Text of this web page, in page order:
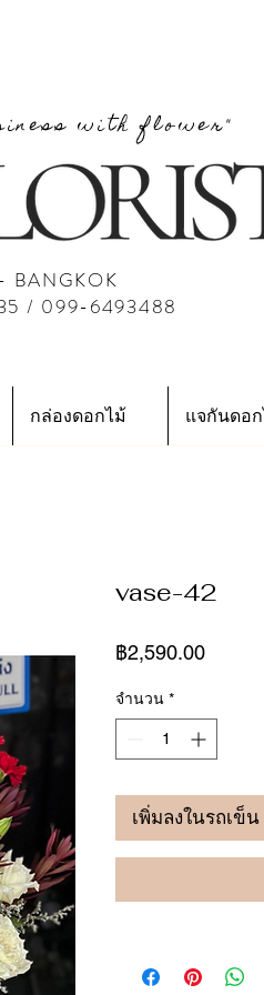
with flower"
BANGKOK
/ 099-6493488
กล่องดอกไม้ แจกันดอ
vase-42
฿2,590.00ราคา
จำนวน *
เพิ่มลงในรถเข็น